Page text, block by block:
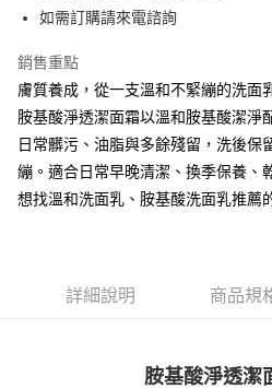
【關於「AFTEE先享後付」】
AFTEE先享後付是「在收到商品之後才付
１．簡單：不需註冊會員、不需綁卡、不需
２．便利：只要手機號碼，簡訊認證，即
３．安心：先確認商品／服務後，再付款
【「AFTEE先享後付」結帳流程】
１．於結帳方式選擇「AFTEE先享後付」
２．訂單成立數日內，您將收到繳費通知
購買商品的店家。未經商家同意取消之訂
後付繳納相關費用。
https://
ATM付款
運送方式
全家取貨付款
每筆NT$60，滿NT$3,000(含以上)免
7-11取貨付款
每筆NT$100，滿NT$3,000(含以上)免
如需訂購請來電諮詢
銷售重點
膚質養成，從一支溫和不緊繃的洗面
胺基酸淨透潔面霜以溫和胺基酸潔淨
日常髒污、油脂與多餘殘留，洗後保
繃。適合日常早晚清潔、換季保養、
想找溫和洗面乳、胺基酸洗面乳推薦
詳細說明 商品規
胺基酸淨透潔